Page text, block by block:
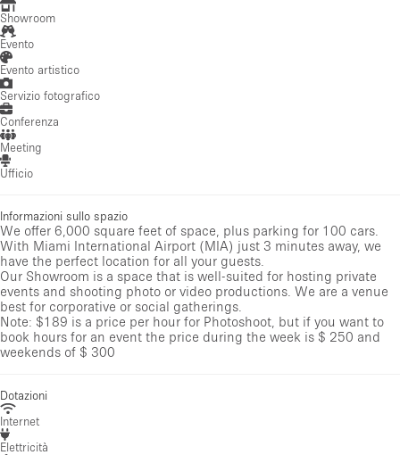
Showroom
Evento
Evento artistico
Servizio fotografico
Conferenza
Meeting
Ufficio
Informazioni sullo spazio
We offer 6,000 square feet of space, plus parking for 100 cars.
With Miami International Airport (MIA) just 3 minutes away, we
have the perfect location for all your guests.
Our Showroom is a space that is well-suited for hosting private
events and shooting photo or video productions. We are a venue
best for corporative or social gatherings.
Note: $189 is a price per hour for Photoshoot, but if you want to
book hours for an event the price during the week is $ 250 and
weekends of $ 300
Dotazioni
Internet
Elettricità